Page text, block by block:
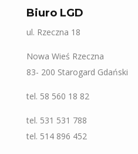
Biuro LGD
ul. Rzeczna 18
Nowa Wieś Rzeczna
83- 200 Starogard Gdański
tel. 58 560 18 82
tel. 531 531 788
tel. 514 896 452